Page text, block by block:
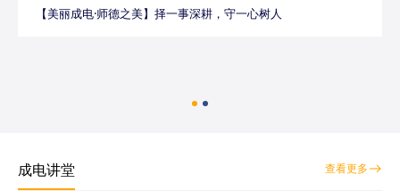
【美丽成电·师德之美】择一事深耕，守一心树人
成电讲堂 查看更多